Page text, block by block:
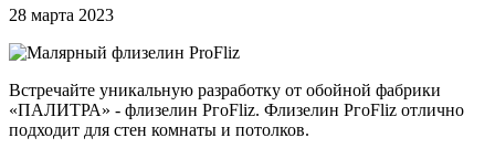
28 марта 2023
Встречайте уникальную разработку от обойной фабрики
«ПАЛИТРА» - флизелин РгоFliz. Флизелин РгоFliz отлично
подходит для стен комнаты и потолков.